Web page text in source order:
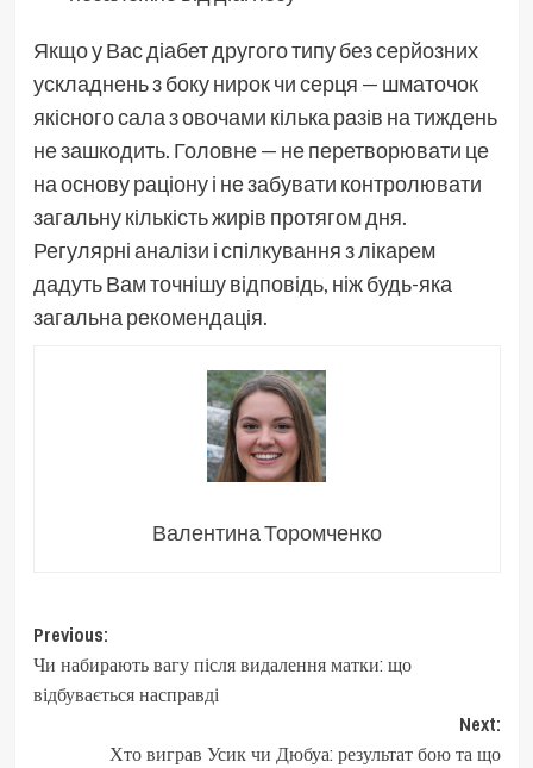
Якщо у Вас діабет другого типу без серйозних
ускладнень з боку нирок чи серця — шматочок
якісного сала з овочами кілька разів на тиждень
не зашкодить. Головне — не перетворювати це
на основу раціону і не забувати контролювати
загальну кількість жирів протягом дня.
Регулярні аналізи і спілкування з лікарем
дадуть Вам точнішу відповідь, ніж будь-яка
загальна рекомендація.
Валентина Торомченко
Post
navigation
Previous:
Чи набирають вагу після видалення матки: що
відбувається насправді
Next:
Хто виграв Усик чи Дюбуа: результат бою та що